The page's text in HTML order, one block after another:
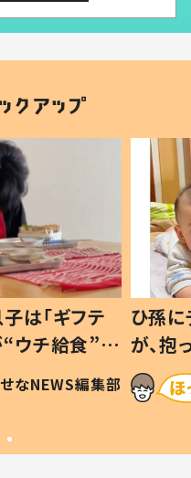
は「ギフテ
ウチ給食”を
#令和の親
せなNEWS編集部
ひ孫
が、
「涙が
い」